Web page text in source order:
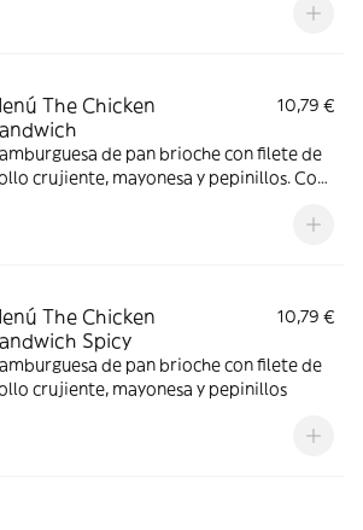
The Chicken
10,79 €
de pan brioche con filete de
crujiente, mayonesa y pepinillos. Con
The Chicken
Spicy
10,79 €
de pan brioche con filete de
crujiente, mayonesa y pepinillos